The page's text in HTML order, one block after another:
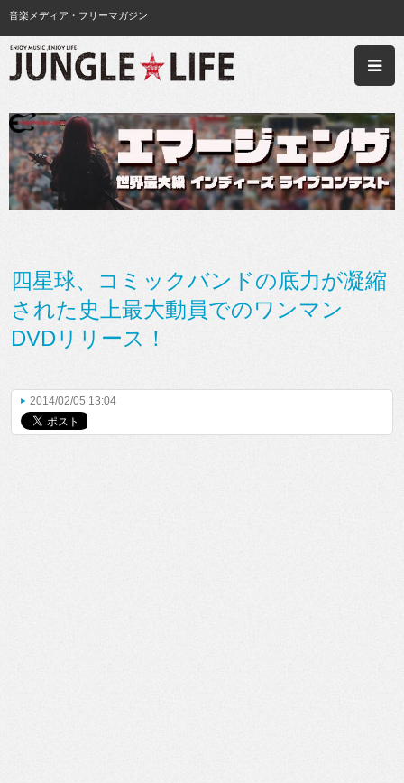
音楽メディア・フリーマガジン
四星球、コミックバンドの底力が凝縮
された史上最大動員でのワンマン
DVDリリース！
2014/02/05 13:04